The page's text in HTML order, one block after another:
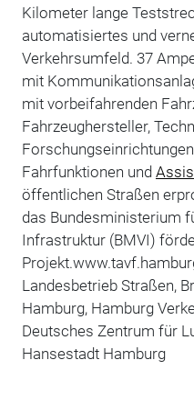
Kilometer lange
automatisiertes und
Verkehrsumfeld. 37
mit
mit vorbeifahrenden
Fahrzeughersteller,
Fahrfunktionen und
öffentlichen Straßen
das Bundesministerium
Infrastruktur (BMVI)
Landesbetrieb Straßen,
Hamburg, Hamburg
Deutsches Zentrum für
Hansestadt Hamburg